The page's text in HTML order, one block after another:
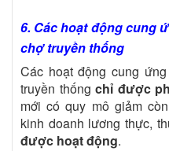
6. Các hoạt động cung
chợ truyền thống
Các hoạt động cung
truyền thốngchỉ được
mới có quy mô giảm
kinh doanh lương thực,
được hoạt động.